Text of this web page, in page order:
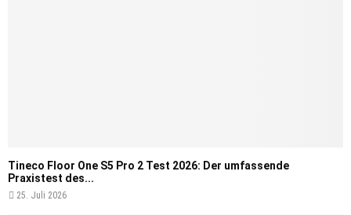
Tineco Floor One S5 Pro 2 Test 2026: Der umfassende
Praxistest des...
25. Juli 2026